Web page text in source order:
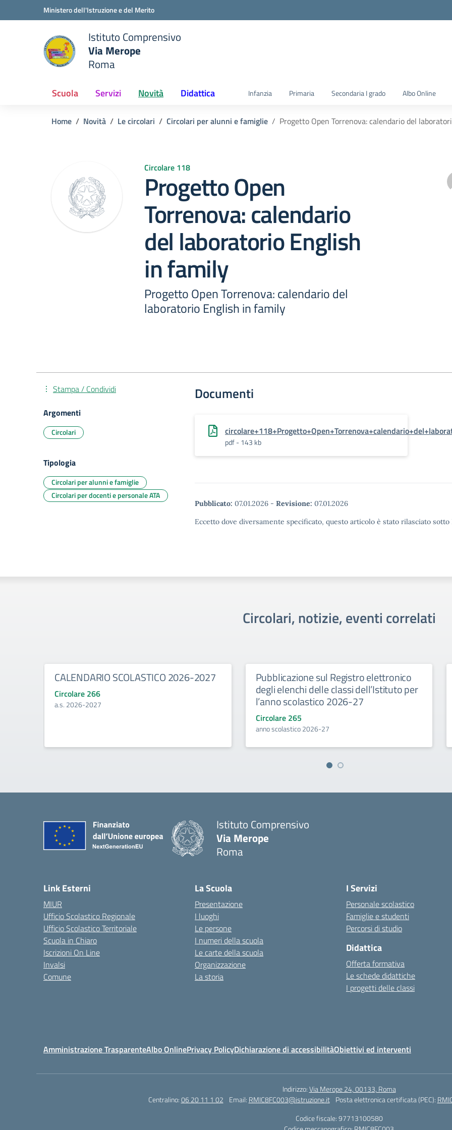
Vai ai contenuti
Vai al menu di navigazioneMinistero dell'Istruzione e del Merito
scuola
Istituto Comprensivo
Via Merope
Roma
Scuola Servizi Novità Didattica Infanzia Primaria Secondaria I grado Albo Online
Home Novità Le circolari Circolari per alunni e famiglie Progetto Open Torrenova: calendario del
Circolare 118
Progetto Open
Torrenova: calendario
del laboratorio English
in family
Progetto Open Torrenova: calendario del
laboratorio English in family
Documenti
pdf - 143 kb
Pubblicato: 07.01.2026 - Revisione: 07.01.2026
Eccetto dove diversamente specificato, questo articolo è stato rilasciato
Stampa / Condividi
Argomenti
Circolari
Tipologia
Circolari per alunni e famiglie
Circolari per docenti e personale ATA
Circolari, notizie, eventi correlati
CALENDARIO SCOLASTICO 2026-2027
Circolare 266
a.s. 2026-2027
Pubblicazione sul Registro elettronico
degli elenchi delle classi dell’Istituto per
l’anno scolastico 2026-27
Circolare 265
anno scolastico 2026-27
Istituto Comprensivo
Via Merope
Roma
Link Esterni
MIUR
Ufficio Scolastico Regionale
Ufficio Scolastico Territoriale
Scuola in Chiaro
Iscrizioni On Line
Invalsi
Comune
La Scuola
Presentazione
I luoghi
Le persone
I numeri della scuola
Le carte della scuola
Organizzazione
La storia
I Servizi
Personale scolastico
Famiglie e studenti
Percorsi di studio
Didattica
Offerta formativa
Le schede didattiche
I progetti delle classi
Amministrazione TrasparenteAlbo OnlinePrivacy PolicyDichiarazione di accessibilitàObiettivi ed interventi
Indirizzo:Via Merope 24, 00133, Roma
Centralino:06 20 11 1 02 Email: RMIC8FC003@istruzione.it Posta elettronica certificata (PEC):
Codice fiscale: 97713100580